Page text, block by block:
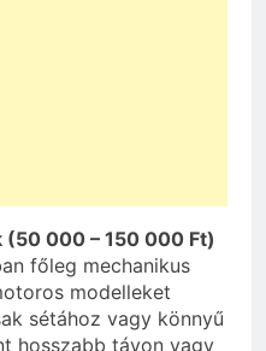
000 – 150 000 Ft)
főleg mechanikus
modelleket
sétához vagy könnyű
hosszabb távon vagy